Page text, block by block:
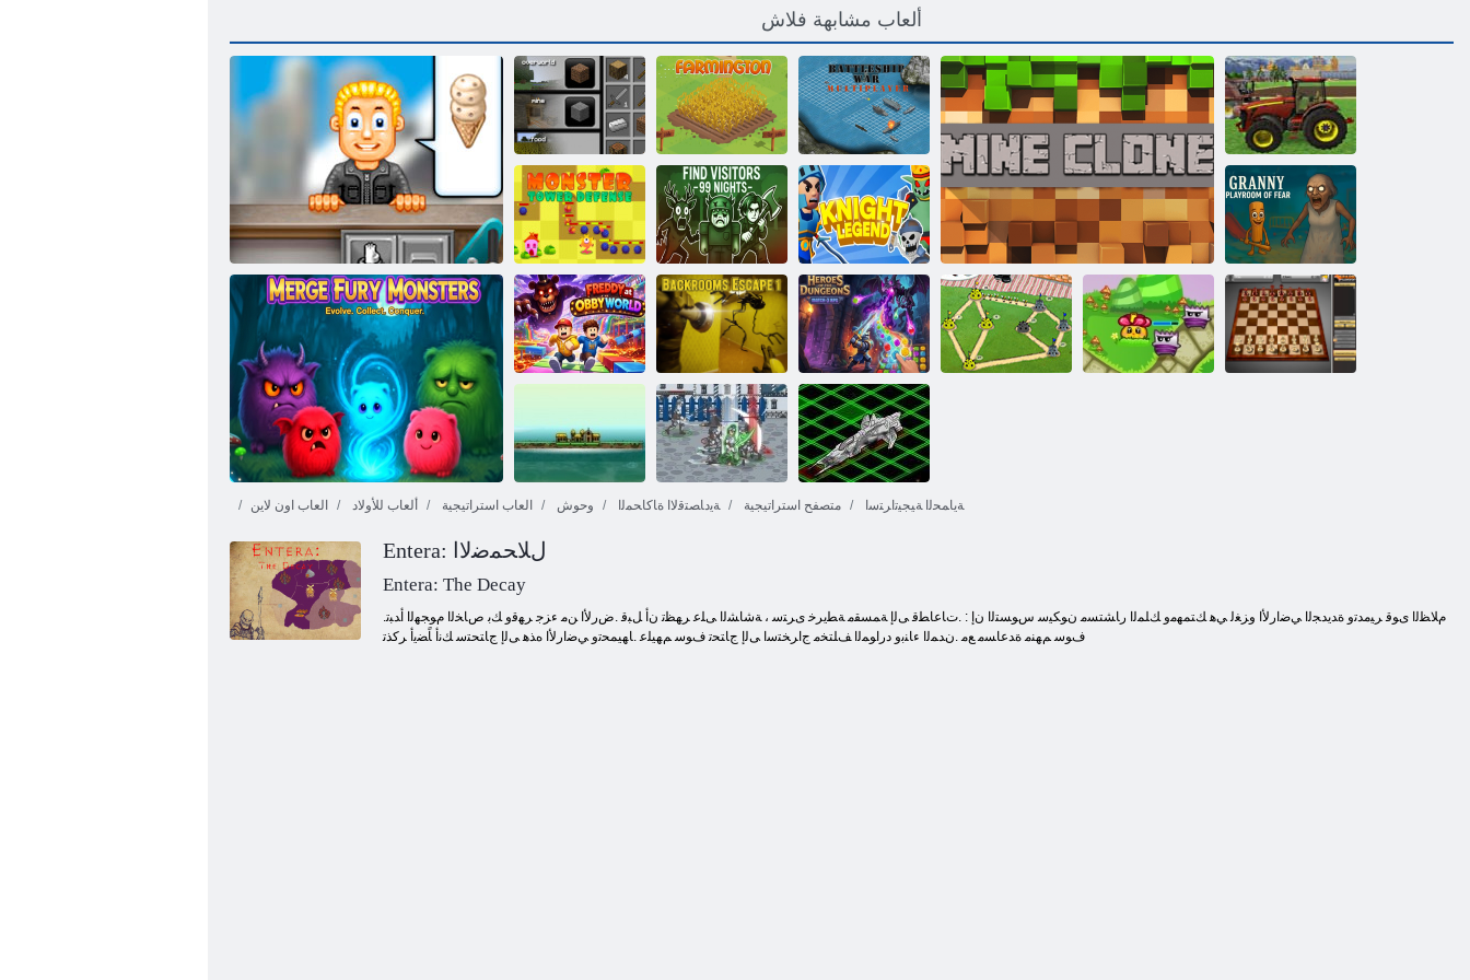
ألعاب مشابهة فلاش
ﻢﺳﺩ ﺪﻴﻠﺠﻟﺍ
ﻦﺤﻃ ﻥﻮﺘﻐﻨﻴﻣﺭﺎﻓ
ﻦﻴﺒﻋﻼ ﻟﺍ ﺓﺩﺪﻌﺘﻣ
ﺔﻴﺑﺮﺣ ﺏﺮﺣ
2018 ﺔﻋﺍﺭﺰﻟﺍ
ﺭﺍﺮﺟ
ﺶﺣﻮﻟﺍ ﻉﺎﻓﺪﻟﺍ
ﺝﺮﺑ
ﺔﻠﻴﻟ 99 ﺭﺍﻭﺰﻟﺍ
ﻦﻋ ﺚﺤﺒﻟﺍ
ﺱﺭﺎﻔﻟﺍ
ﺓﺭﻮﻄﺳﺃ
ﻑﻮﺨﻟﺍ ﻦﻣ
ﺓﺪﺠﻟﺍ ﺏﺎﻌﻟﺃ
ﺔﻓﺮﻏ
ﺪﻟﺭﻭﻭ ﻲﺑﻭﺃ ﻲﻓ
ﻱﺪﻳﺮﻓ
1 ﺔﻴﻔﻠﺨﻟﺍ ﻑﺮﻐﻟﺍ
ﻦﻣ ﺏﻭﺮﻬﻟﺍ
ﻲﺟ ﻲﺑ ﺭﺁ 3
ﺓﺍﺭﺎﺒﻤﻟﺍ
:ﺕﺎﻧﺍﺰﻧﺰﻟﺍ ﻝﺎﻄﺑﺃ
العاب اون لاين ألعاب للأولاد العاب استراتيجية وحوش ﺔﻳﺩﺎﺼﺘﻗﻻ ﺍ ﺓﺎﻛﺎﺤﻤﻟﺍ متصفح استراتيجية ﺔﻳﺎﻤﺤﻟﺍ ﺔﻴﺠﻴﺗﺍﺮﺘﺳﺍ
Entera: ﻝﻼ ﺤﻤﺿﻻ ﺍ
Entera: The Decay
.ﻡﻼ ﻈﻟﺍ ﻯﻮﻗ ﺮﻴﻣﺪﺗﻭ ﺓﺪﻳﺪﺠﻟﺍ ﻲﺿﺍﺭﻷ ﺍ ﻭﺰﻐﻟ ﻲﻫ ﻚﺘﻤﻬﻣﻭ ﻚﻠﻤﻟﺍ ﺭﺎﺸﺘﺴﻣ ﻥﻮﻜﻴﺳ ﺱﻮﺴﺘﻟﺍ ﻥﺇ : .ﺕﺎﻋﺎﻄﻗ ﻰﻟﺇ ﺔﻤﺴﻘﻣ ﺔﻄﻳﺮﺧ ﻯﺮﺘﺳ ، ﺔﺷﺎﺸﻟﺍ ﻰﻠﻋ ﺮﻬﻈﺗ ﻥﺃ ﻞﺒﻗ .ﺽﺭﻷ ﺍ ﻦﻣ ءﺰﺟ ﺮﻬﻗﻭ ﻚﺑ ﺹﺎﺨﻟﺍ ﻡﻮﺠﻬﻟﺍ ﺃﺪﺒﺗ
ﻑﻮﺳ ﻢﻬﻨﻣ ﺓﺪﻋﺎﺴﻣ ﻊﻣ .ﻥﺪﻤﻟﺍ ءﺎﻨﺑﻭ ﺩﺭﺍﻮﻤﻟﺍ ﻒﻠﺘﺨﻣ ﺝﺍﺮﺨﺘﺳﺍ ﻰﻟﺇ ﺝﺎﺘﺤﺗ ﻑﻮﺳ ﻢﻬﻴﻠﻋ .ﺎﻬﻴﻤﺤﺗﻭ ﻲﺿﺍﺭﻷ ﺍ ﻩﺬﻫ ﻰﻟﺇ ﺝﺎﺘﺤﺘﺳ ﻚﻧﺃ ﺎًﻀﻳﺃ ﺮﻛﺬﺗ